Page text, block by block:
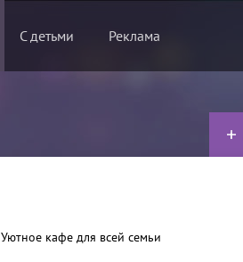
С детьми Реклама
Уютное кафе для всей семьи